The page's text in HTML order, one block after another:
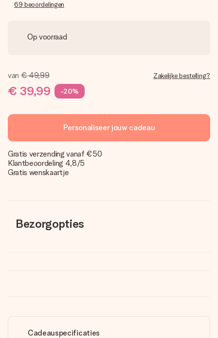
69 beoordelingen
Op voorraad
van € 49,99
€ 39,99 -20%
Zakelijke bestelling?
Personaliseer jouw cadeau
Gratis verzending vanaf €50
Klantbeoordeling 4,8/5
Gratis wenskaartje
Bezorgopties
Cadeauspecificaties